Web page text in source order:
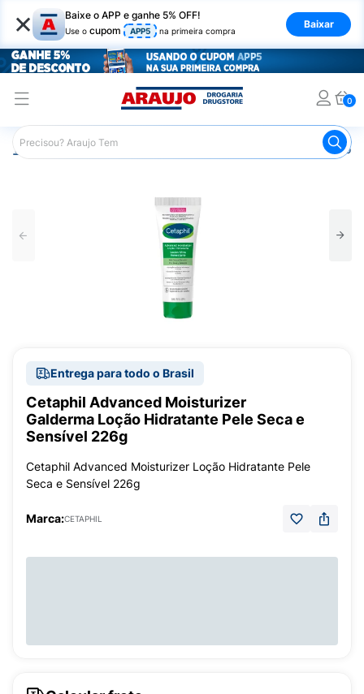
× Baixe o APP e ganhe 5% OFF!
Use o cupom APP5 na primeira compra
Baixar
0
Araujo Dermocosméticos Dermocosméticos para o
Entrega para todo o Brasil
Cetaphil Advanced Moisturizer
Galderma Loção Hidratante Pele Seca e
Sensível 226g
Cetaphil Advanced Moisturizer Loção Hidratante Pele
Seca e Sensível 226g
Marca:CETAPHIL